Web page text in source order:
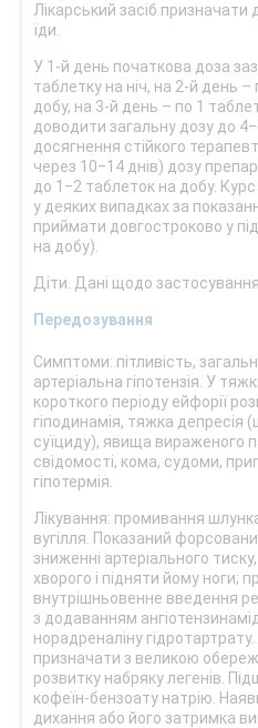
Лікарський засіб
їди.
У 1-й день початкова доза
таблетку на ніч, на 2-й день –
добу, на 3-й день – по 1
доводити загальну дозу до
досягнення стійкого
через 10‒14 днів) дозу
до 1‒2 таблеток на добу.
у деяких випадках за
приймати довгостроково у
на добу).
Діти. Дані щодо
Передозування
Симптоми: пітливість,
артеріальна гіпотензія. У
короткого періоду ейфорії
гіподинамія, тяжка
суїциду), явища вираженого
свідомості, кома, судоми,
гіпотермія.
Лікування: промивання
вугілля. Показаний
зниженні артеріального
хворого і підняти йому ноги;
внутрішньовенне введення
з додаванням
норадреналіну
призначати з великою
розвитку набряку легенів.
кофеїн-бензоату натрію.
дихання або його затримка